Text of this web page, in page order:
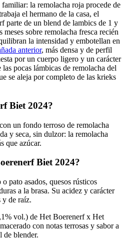
la remolacha roja procede de
el hermano de la casa, el
parte de un blend de lambics de 1 y
meses sobre remolacha fresca recién
la intensidad y embotellan en
anterior, más densa y de perfil
por un cuerpo ligero y un carácter
pocas lámbicas de remolacha del
se aleja por completo de las krieks
Biet 2024?
un fondo terroso de remolacha
y seca, sin dulzor: la remolacha
que azúcar.
Biet 2024?
pato asados, quesos rústicos
a la brasa. Su acidez y carácter
y de raíz.
vol.) de Het Boerenerf x Het
con notas terrosas y sabor a
de blender.